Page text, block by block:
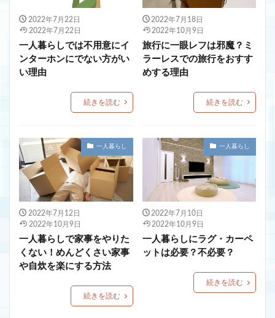
2022年7月22日
2022年7月22日
一人暮らしでは不用意にイ
ンターホンにでない方がい
い理由
続きを読む
2022年7月18日
2022年10月9日
旅行に一眼レフは邪魔？ミ
ラーレスでの旅行をおすす
めする理由
続きを読む
一人暮らし
2022年7月12日
2022年10月9日
一人暮らしで家事をやりた
くない！めんどくさい家事
や自炊を楽にする方法
続きを読む
一人暮らし
2022年7月10日
2022年10月9日
一人暮らしにラグ・カーペ
ットは必要？不必要？
続きを読む